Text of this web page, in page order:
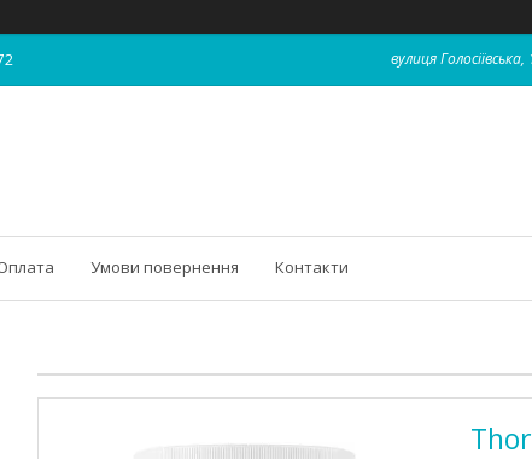
вулиця
Умови повернення Контакти